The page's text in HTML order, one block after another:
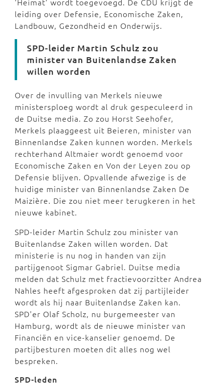
leiding over Defensie, Economische Zaken,
Landbouw, Gezondheid en Onderwijs.
SPD-leider Martin Schulz zou
minister van Buitenlandse Zaken
willen worden
Over de invulling van Merkels nieuwe
ministersploeg wordt al druk gespeculeerd in
de Duitse media. Zo zou Horst Seehofer,
Merkels plaaggeest uit Beieren, minister van
Binnenlandse Zaken kunnen worden. Merkels
rechterhand Altmaier wordt genoemd voor
Economische Zaken en Von der Leyen zou op
Defensie blijven. Opvallende afwezige is de
huidige minister van Binnenlandse Zaken De
Maizière. Die zou niet meer terugkeren in het
nieuwe kabinet.
SPD-leider Martin Schulz zou minister van
Buitenlandse Zaken willen worden. Dat
ministerie is nu nog in handen van zijn
partijgenoot Sigmar Gabriel. Duitse media
melden dat Schulz met fractievoorzitter Andrea
Nahles heeft afgesproken dat zij partijleider
wordt als hij naar Buitenlandse Zaken kan.
SPD'er Olaf Scholz, nu burgemeester van
Hamburg, wordt als de nieuwe minister van
Financiën en vice-kanselier genoemd. De
partijbesturen moeten dit alles nog wel
bespreken.
SPD-leden